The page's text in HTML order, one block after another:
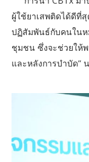
ผู้ใช้ยาเสพติดได้ดีที่
ปฏิสัมพันธ์กับคนในห
ชุมชน ซึ่งจะช่วยให้
และหลังการบำบัด”